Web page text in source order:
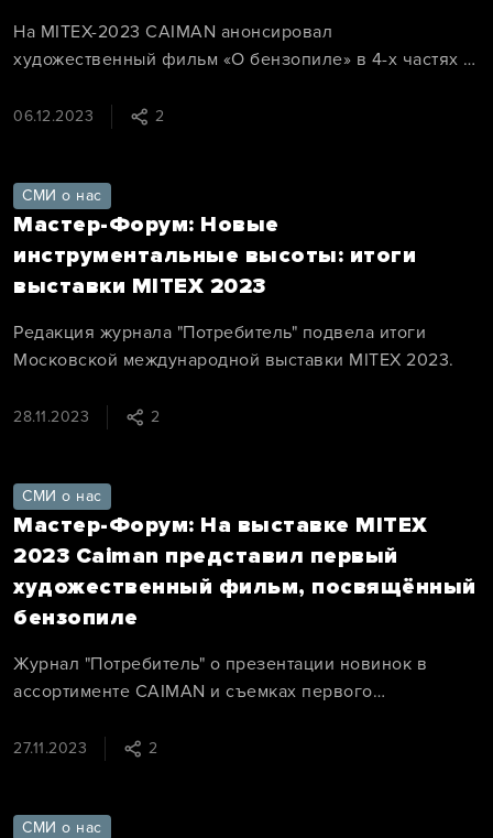
На MITEX-2023 CAIMAN анонсировал
художественный фильм «О бензопиле» в 4-х частях с
06.12.2023 2
СМИ о нас
Мастер-Форум: Новые
инструментальные высоты: итоги
выставки MITEX 2023
Редакция журнала "Потребитель" подвела итоги
Московской международной выставки MITEX 2023.
28.11.2023 2
СМИ о нас
Мастер-Форум: На выставке MITEX
2023 Caiman представил первый
художественный фильм, посвящённый
бензопиле
Журнал "Потребитель" о презентации новинок в
ассортименте CAIMAN и съемках первого
27.11.2023 2
СМИ о нас